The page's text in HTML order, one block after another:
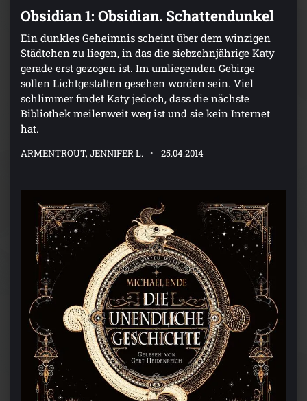
Obsidian 1: Obsidian. Schattendunkel
Ein dunkles Geheimnis scheint über dem winzigen
Städtchen zu liegen, in das die siebzehnjährige Katy
gerade erst gezogen ist. Im umliegenden Gebirge
sollen Lichtgestalten gesehen worden sein. Viel
schlimmer findet Katy jedoch, dass die nächste
Bibliothek meilenweit weg ist und sie kein Internet
hat.
ARMENTROUT, JENNIFER L. 25.04.2014